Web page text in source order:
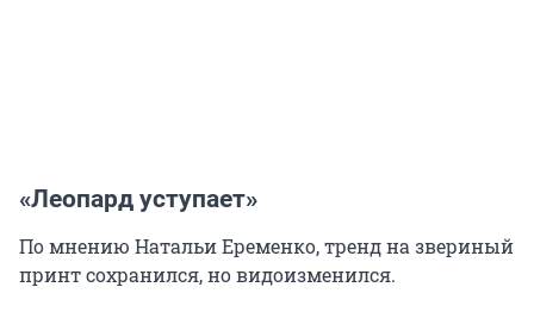
«Леопард уступает»
По мнению Натальи Еременко, тренд на звериный
принт сохранился, но видоизменился.